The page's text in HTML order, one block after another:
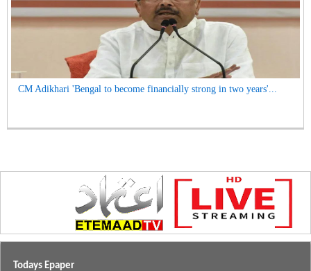
CM Adikhari 'Bengal to become financially strong in two years'...
Todays Epaper